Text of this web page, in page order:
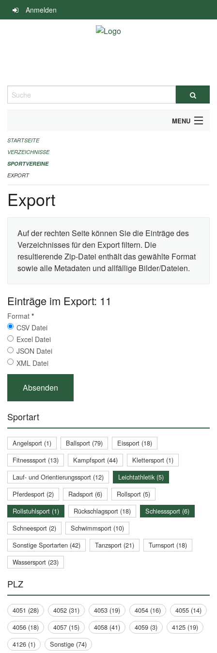
Navigation
überspringen
Anmelden
Suche
MENU
ALLGEMEINE INFORMATIONEN
FINANZIELLE UNTERSTÜTZUNG BENÖTIGT?
KONTAKT
STARTSEITE
VERZEICHNISSE
SPORTVEREINE
EXPORT
Export
Auf der rechten Seite können Sie die Einträge des
Verzeichnisses für den Export filtern. Die
resultierende Zip-Datei enthält das gewählte Format
sowie alle Metadaten und allfällige Bilder/Dateien.
Einträge im Export: 11
Format *
CSV Datei
Excel Datei
JSON Datei
XML Datei
Sportart
Angelsport (1) Ballsport (79)
Eissport (18)
Fitnesssport (13)
Kampfsport (44)
Klettersport (1)
Lauf- und Orientierungssport (12)
Leichtathletik (5)
Pferdesport (2)
Radsport (6)
Rollsport (5)
Rollstuhlsport (1)
Rückschlagsport (18)
Schiesssport (6)
Schneesport (2)
Schwimmsport (10)
Sonstige Sportarten (42)
Tanzsport (21)
Turnsport (18)
Wassersport (23)
PLZ
4051 (28) 4052 (31) 4053 (19) 4054 (16)
4055 (14)
4056 (18)
4057 (15) 4058 (41) 4059 (3)
4125 (19)
4126 (1)
Sonstige (74)